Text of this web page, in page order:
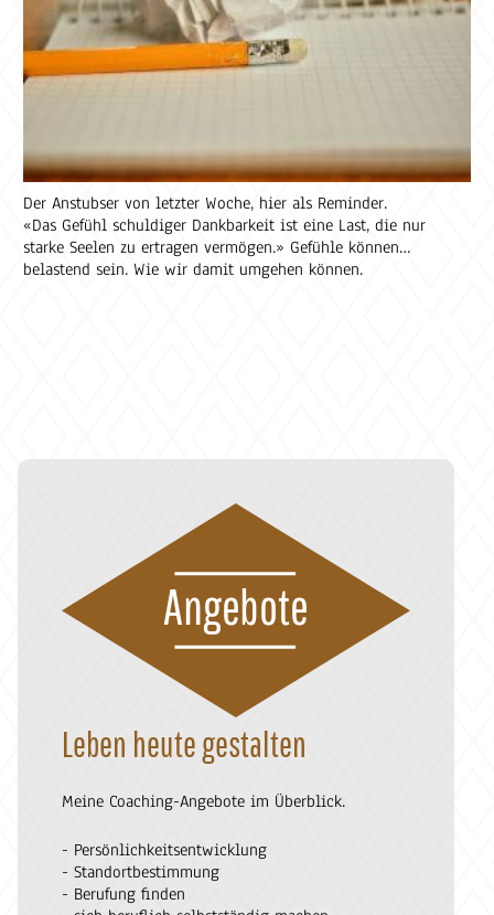
Der Anstubser von letzter Woche, hier als Reminder.
«Das Gefühl schuldiger Dankbarkeit ist eine Last, die nur
starke Seelen zu ertragen vermögen.» Gefühle können
belastend sein. Wie wir damit umgehen können.
Angebote
Leben heute gestalten
Meine Coaching-Angebote im Überblick.
- Persönlichkeitsentwicklung
- Standortbestimmung
- Berufung finden